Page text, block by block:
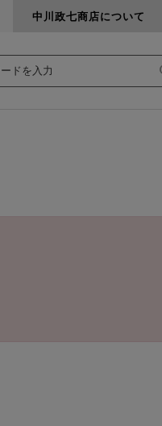
中川政七商店について